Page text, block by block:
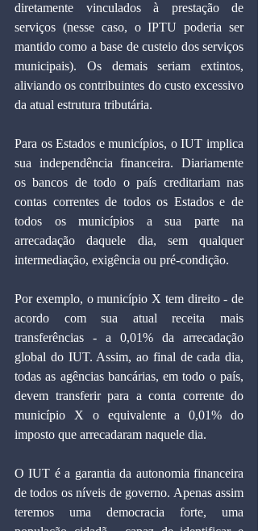
diretamente vinculados à prestação de
serviços (nesse caso, o IPTU poderia ser
mantido como a base de custeio dos serviços
municipais). Os demais seriam extintos,
aliviando os contribuintes do custo excessivo
da atual estrutura tributária.
Para os Estados e municípios, o IUT implica
sua independência financeira. Diariamente
os bancos de todo o país creditariam nas
contas correntes de todos os Estados e de
todos os municípios a sua parte na
arrecadação daquele dia, sem qualquer
intermediação, exigência ou pré-condição.
Por exemplo, o município X tem direito - de
acordo com sua atual receita mais
transferências - a 0,01% da arrecadação
global do IUT. Assim, ao final de cada dia,
todas as agências bancárias, em todo o país,
devem transferir para a conta corrente do
município X o equivalente a 0,01% do
imposto que arrecadaram naquele dia.
O IUT é a garantia da autonomia financeira
de todos os níveis de governo. Apenas assim
teremos uma democracia forte, uma